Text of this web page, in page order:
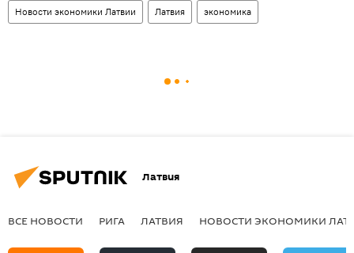
Новости экономики Латвии Латвия экономика
Латвия
ВСЕ НОВОСТИ РИГА ЛАТВИЯ НОВОСТИ ЭКОНОМИКИ